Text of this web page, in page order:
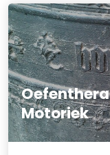
Motoriek